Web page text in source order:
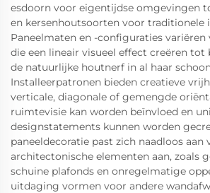
esdoorn voor eigentijdse omgevingen
en kersenhoutsoorten voor traditionele
Paneelmaten en -configuraties variëren
die een lineair visueel effect creëren tot
de natuurlijke houtnerf in al haar
Installeerpatronen bieden creatieve
verticale, diagonale of gemengde
ruimtevisie kan worden beïnvloed en
designstatements kunnen worden
paneeldecoratie past zich naadloos aan
architectonische elementen aan, zoals
schuine plafonds en onregelmatige
uitdaging vormen voor andere